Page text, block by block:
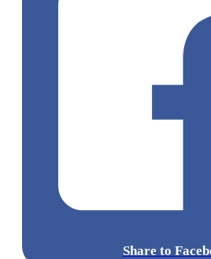
Share to